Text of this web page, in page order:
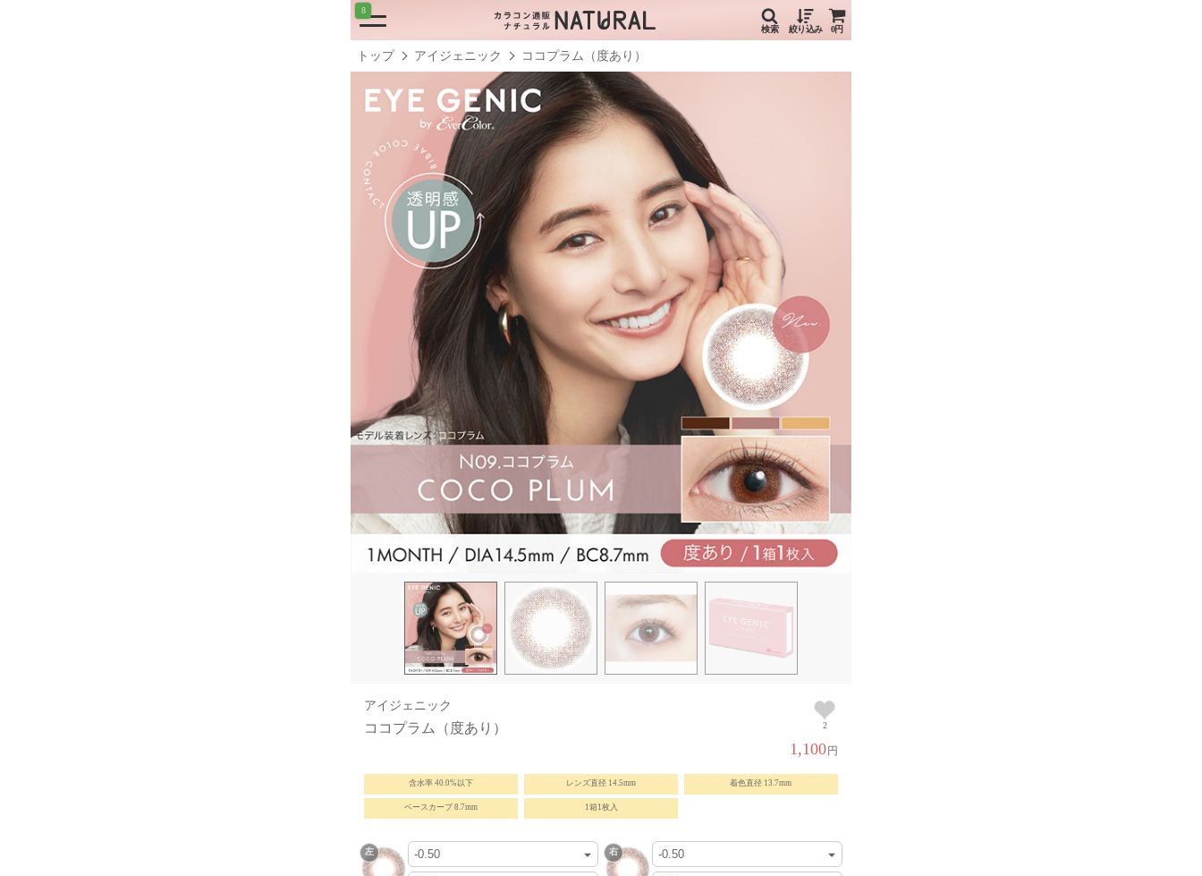
検索 絞り込み 0円
8
トップ アイジェニック ココプラム（度あり）
2
アイジェニック
ココプラム（度あり）
1,100円
含水率 40.0%以下 レンズ直径 14.5mm 着色直径 13.7mm
ベースカーブ 8.7mm 1箱1枚入